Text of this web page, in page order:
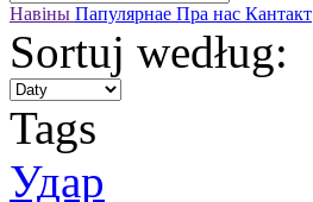
Навіны Папулярнае Пра нас Кантакт
Sortuj według:
Tags
Удар